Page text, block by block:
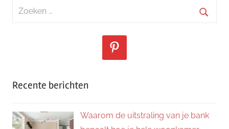
Zoeken
Recente berichten
Waarom de uitstraling van je bank